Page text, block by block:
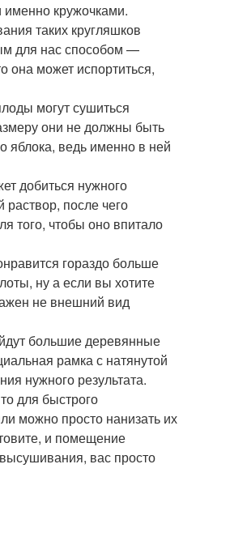
именно кружочками.
таких кругляшков
для нас способом —
она может испортиться,
могут сушиться
они не должны быть
яблока, ведь именно в ней
добиться нужного
раствор, после чего
того, чтобы оно впитало
гораздо больше
ну а если вы хотите
не внешний вид
большие деревянные
рамка с натянутой
нужного результата.
для быстрого
можно просто нанизать их
и помещение
вас просто